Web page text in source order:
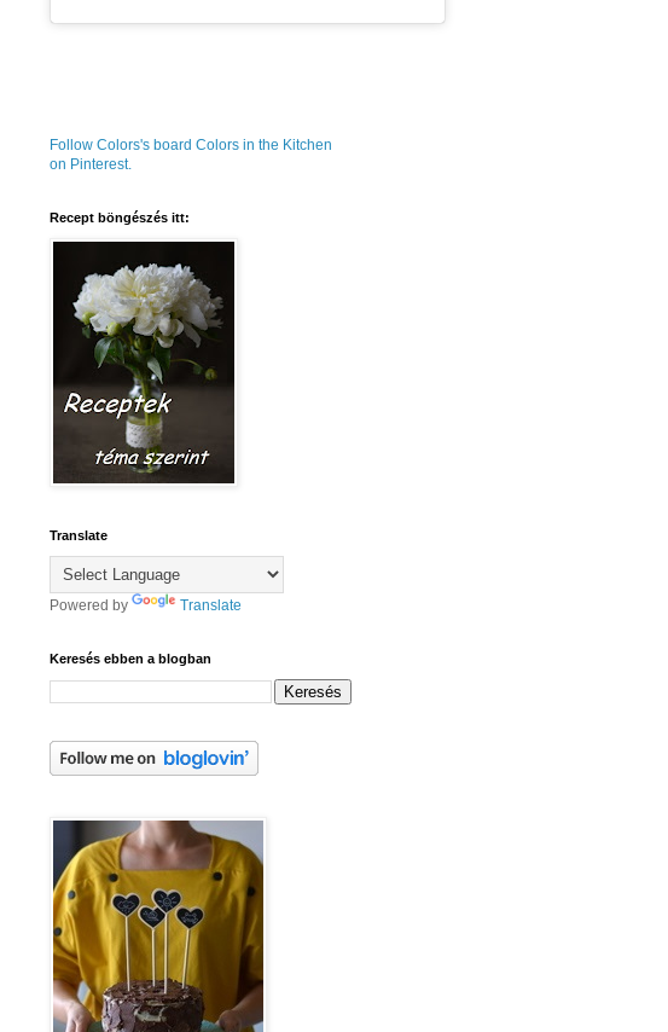
Follow Colors's board Colors in the Kitchen
on Pinterest.
Recept böngészés itt:
Translate
Powered by Translate
Keresés ebben a blogban